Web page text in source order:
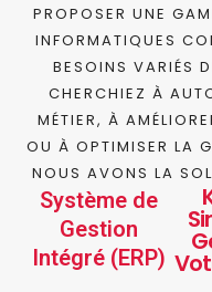
PROPOSER UNE
INFORMATIQUES
BESOINS VARIÉS
CHERCHIEZ À
MÉTIER, À
OU À OPTIMISER LA
NOUS AVONS LA
Système de
Gestion
Intégré (ERP)